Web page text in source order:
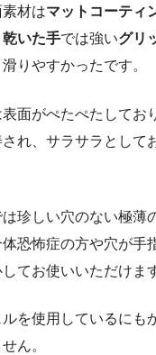
材はマットコーティ
乾いた手では強いグリ
りやすかったです。
面がぺたぺたしてお
れ、サラサラとして
珍しい穴のない極薄
恐怖症の方や穴が手
てお使いいただけま
を使用しているにも
ん。